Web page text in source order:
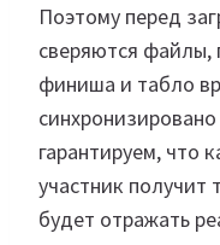
Поэтому перед
сверяются файлы,
финиша и табло
гарантируем,
участник получит
будет отражать